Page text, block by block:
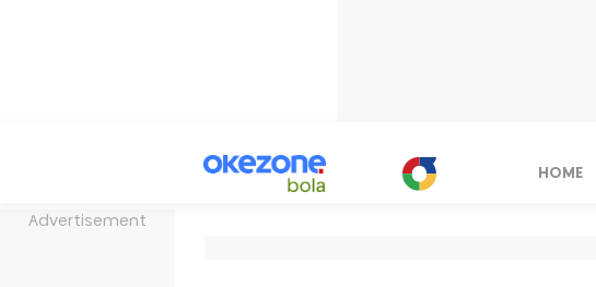
Advertisement
HOME